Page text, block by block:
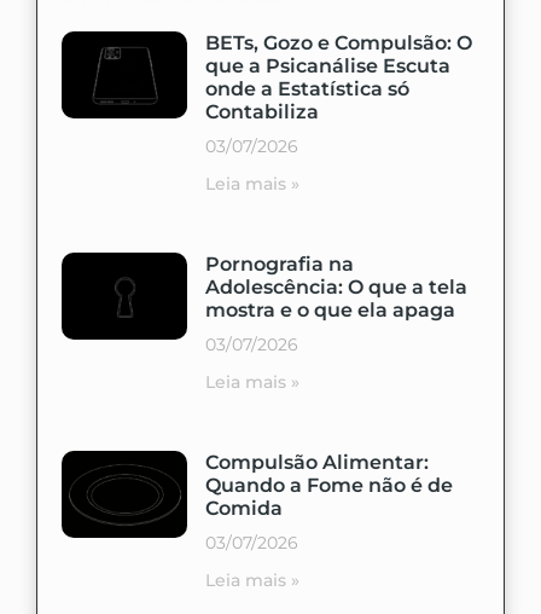
BETs, Gozo e Compulsão: O
que a Psicanálise Escuta
onde a Estatística só
Contabiliza
03/07/2026
Leia mais »
Pornografia na
Adolescência: O que a tela
mostra e o que ela apaga
03/07/2026
Leia mais »
Compulsão Alimentar:
Quando a Fome não é de
Comida
03/07/2026
Leia mais »